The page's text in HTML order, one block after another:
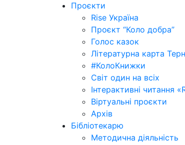
Проєкти
Rise Україна
Проєкт “Коло добра”
Голос казок
Літературна карта
#КолоКнижки
Світ один на всіх
Інтерактивні читання
Віртуальні проєкти
Архів
Бібліотекарю
Методична діяльність